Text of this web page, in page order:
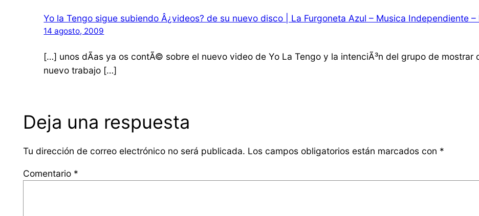
Yo la Tengo sigue subiendo Â¿videos? de su nuevo disco | La Furgoneta Azul – Musica Independiente
14 agosto, 2009
[…] unos dÃ­as ya os contÃ© sobre el nuevo video de Yo La Tengo y la intenciÃ³n del grupo de mostrar
nuevo trabajo […]
Deja una respuesta
Tu dirección de correo electrónico no será publicada. Los campos obligatorios están marcados con *
Comentario *